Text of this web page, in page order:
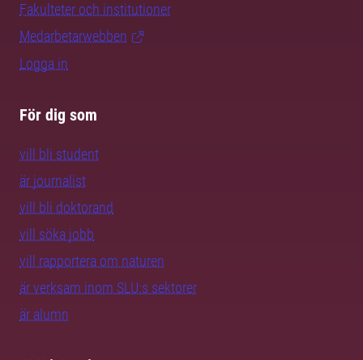
Fakulteter och institutioner
Medarbetarwebben
Logga in
För dig som
vill bli student
är journalist
vill bli doktorand
vill söka jobb
vill rapportera om naturen
är verksam inom SLU:s sektorer
är alumn